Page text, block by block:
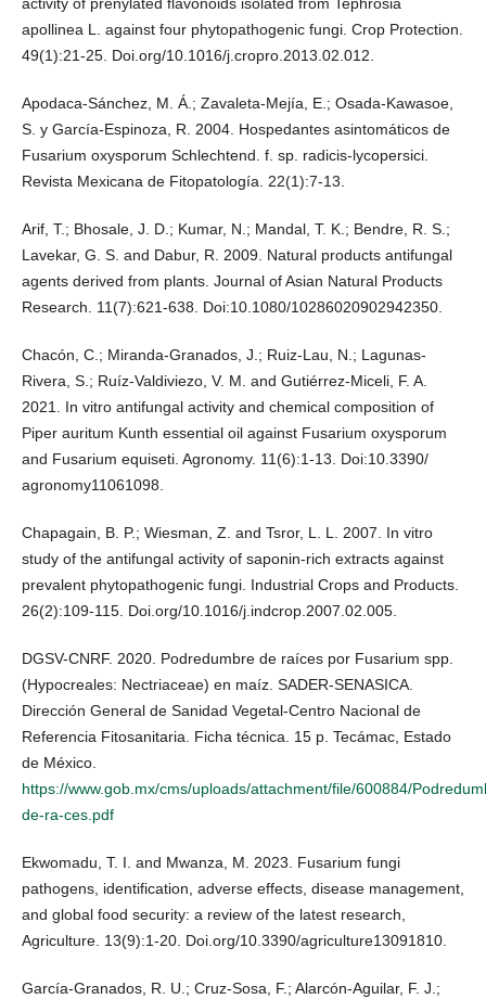
apollinea L. against four phytopathogenic fungi. Crop Protection.
49(1):21-25. Doi.org/10.1016/j.cropro.2013.02.012.
Apodaca-Sánchez, M. Á.; Zavaleta-Mejía, E.; Osada-Kawasoe,
S. y García-Espinoza, R. 2004. Hospedantes asintomáticos de
Fusarium oxysporum Schlechtend. f. sp. radicis-lycopersici.
Revista Mexicana de Fitopatología. 22(1):7-13.
Arif, T.; Bhosale, J. D.; Kumar, N.; Mandal, T. K.; Bendre, R. S.;
Lavekar, G. S. and Dabur, R. 2009. Natural products antifungal
agents derived from plants. Journal of Asian Natural Products
Research. 11(7):621-638. Doi:10.1080/10286020902942350.
Chacón, C.; Miranda-Granados, J.; Ruiz-Lau, N.; Lagunas-
Rivera, S.; Ruíz-Valdiviezo, V. M. and Gutiérrez-Miceli, F. A.
2021. In vitro antifungal activity and chemical composition of
Piper auritum Kunth essential oil against Fusarium oxysporum
and Fusarium equiseti. Agronomy. 11(6):1-13. Doi:10.3390/
agronomy11061098.
Chapagain, B. P.; Wiesman, Z. and Tsror, L. L. 2007. In vitro
study of the antifungal activity of saponin-rich extracts against
prevalent phytopathogenic fungi. Industrial Crops and Products.
26(2):109-115. Doi.org/10.1016/j.indcrop.2007.02.005.
DGSV-CNRF. 2020. Podredumbre de raíces por Fusarium spp.
(Hypocreales: Nectriaceae) en maíz. SADER-SENASICA.
Dirección General de Sanidad Vegetal-Centro Nacional de
Referencia Fitosanitaria. Ficha técnica. 15 p. Tecámac, Estado
de México.
https://www.gob.mx/cms/uploads/attachment/file/600884/
de-ra-ces.pdf
Ekwomadu, T. I. and Mwanza, M. 2023. Fusarium fungi
pathogens, identification, adverse effects, disease management,
and global food security: a review of the latest research,
Agriculture. 13(9):1-20. Doi.org/10.3390/agriculture13091810.
García-Granados, R. U.; Cruz-Sosa, F.; Alarcón-Aguilar, F. J.;